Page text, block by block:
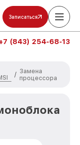
Записаться
(843) 254-68-13
/ Замена
процессора